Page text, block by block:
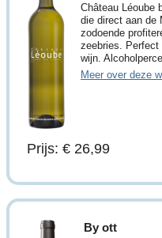
Château Léoube
die direct aan de
zodoende
zeebries. Perfect
wijn.
Meer over deze
Prijs: € 26,99
By ott